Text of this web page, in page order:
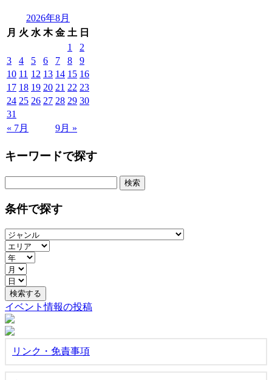
2026年8月
月 火 水 木 金 土 日
« 7月 9月 »
1
2
3
4 5 6 7 8
9
10 11 12 13 14 15 16
17 18 19 20 21 22 23
24 25 26 27 28 29 30
31
キーワードで探す
条件で探す
イベント情報の投稿
リンク・免責事項